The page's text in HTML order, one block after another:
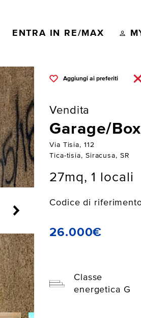
ENTRA IN RE/MAX
Aggiungi ai preferiti
Vendita
Garage/Box
Via Tisia, 112
Tica-tisia, Siracusa, SR
27mq, 1 locali
Codice di
26.000€
Classe
energetica G